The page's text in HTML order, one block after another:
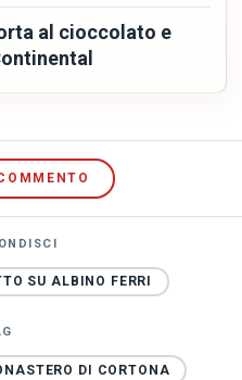
al cioccolato e
SU ALBINO FERRI
DI CORTONA